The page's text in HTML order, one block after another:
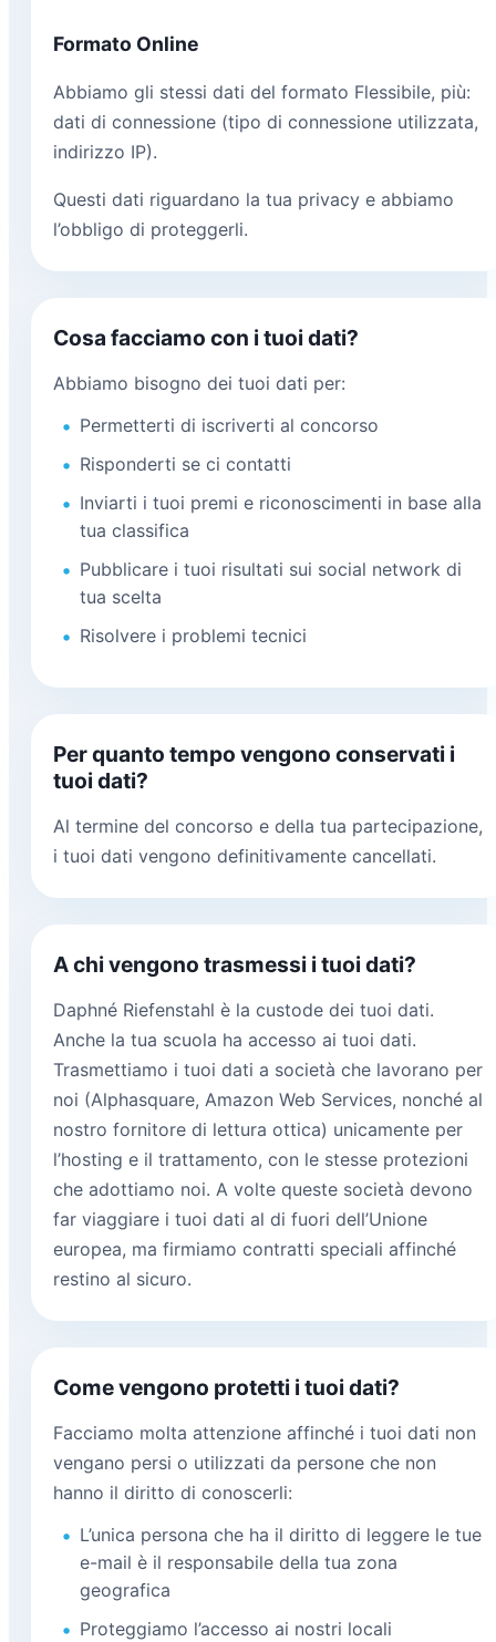
Formato Online
Abbiamo gli stessi dati del formato Flessibile, più:
dati di connessione (tipo di connessione utilizzata,
indirizzo IP).
Questi dati riguardano la tua privacy e abbiamo
l’obbligo di proteggerli.
Cosa facciamo con i tuoi dati?
Abbiamo bisogno dei tuoi dati per:
Permetterti di iscriverti al concorso
Risponderti se ci contatti
Inviarti i tuoi premi e riconoscimenti in base alla
tua classifica
Pubblicare i tuoi risultati sui social network di
tua scelta
Risolvere i problemi tecnici
Per quanto tempo vengono conservati i
tuoi dati?
Al termine del concorso e della tua partecipazione,
i tuoi dati vengono definitivamente cancellati.
A chi vengono trasmessi i tuoi dati?
Daphné Riefenstahl è la custode dei tuoi dati.
Anche la tua scuola ha accesso ai tuoi dati.
Trasmettiamo i tuoi dati a società che lavorano per
noi (Alphasquare, Amazon Web Services, nonché al
nostro fornitore di lettura ottica) unicamente per
l’hosting e il trattamento, con le stesse protezioni
che adottiamo noi. A volte queste società devono
far viaggiare i tuoi dati al di fuori dell’Unione
europea, ma firmiamo contratti speciali affinché
restino al sicuro.
Come vengono protetti i tuoi dati?
Facciamo molta attenzione affinché i tuoi dati non
vengano persi o utilizzati da persone che non
hanno il diritto di conoscerli:
L’unica persona che ha il diritto di leggere le tue
e-mail è il responsabile della tua zona
geografica
Proteggiamo l’accesso ai nostri locali